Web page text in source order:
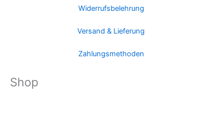
Widerrufsbelehrung
Versand & Lieferung
Zahlungsmethoden
Shop